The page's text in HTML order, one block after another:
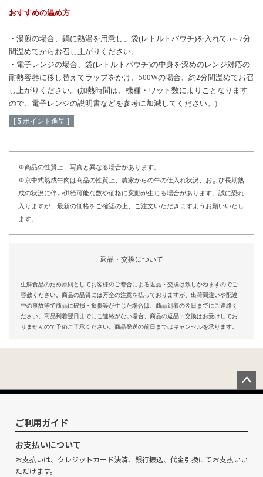
おすすめの温め方
・湯煎の場合、鍋に熱湯を用意し、袋(レトルトパウチ)を入れて5～7分
間温めてからお召し上がりください。
・電子レンジの場合、袋(レトルトパウチ)の中身を深めのレンジ対応の
耐熱容器に移し替えてラップをかけ、500Wの場合、約2分間温めてお召
し上がりください。(加熱時間は、機種・ワット数によりことなります
ので、電子レンジの説明書などを参考に加減してください。)
[ 5 ポイント進呈 ]
※商品の性質上、写真と異なる場合があります。
※京中式熟成牛肉は商品の性質上、農家からの牛の仕入れ状況、および長期熟
成の状況に伴い供給可能な数や価格に変動が生じる場合があります。誠に恐れ
入りますが、最新の価格をご確認の上、ご注文いただきますようお願いいたし
ます。
返品・交換について
生鮮食品のため原則としてお客様のご都合による返品・交換は致しかねますのでご
容赦ください。商品の品質には万全の注意を払っておりますが、出荷間違いや配達
中の事故等で商品に破損・損傷等が生じた場合は、商品到着の翌日までにご連絡く
ださい。商品到着翌日までにご連絡がない場合、商品の返品・交換はお受けしてお
りませんので予めご了承ください。商品発送の前日まではキャンセルを承ります。
ペー
へ
ご利用ガイド
お支払いについて
お支払いは、クレジットカード決済、銀行振込、代金引換にてお支払いい
ただけます。